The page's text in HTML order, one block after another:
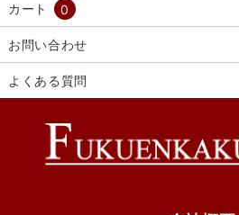
カート 0
お問い合わせ
よくある質問